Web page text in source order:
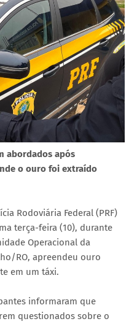
abordados após
o ouro foi extraído
Rodoviária Federal (PRF)
terça-feira (10), durante
Operacional da
RO, apreendeu ouro
em um táxi.
informaram que
questionados sobre o